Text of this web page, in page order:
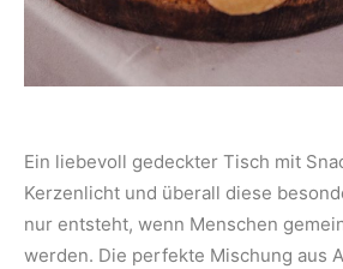
Ein liebevoll gedeckter Tisch mit
Kerzenlicht und überall diese
nur entsteht, wenn Menschen
werden. Die perfekte Mischung aus